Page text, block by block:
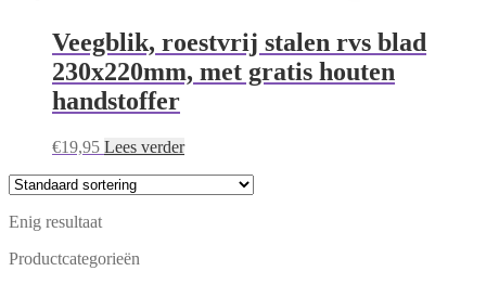
Veegblik, roestvrij stalen rvs blad
230x220mm, met gratis houten
handstoffer
€19,95 Lees verder
Enig resultaat
Productcategorieën